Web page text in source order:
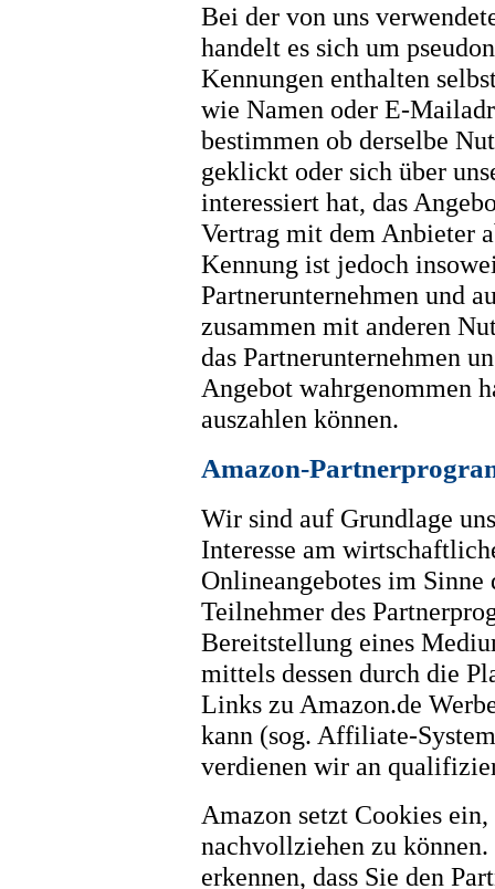
Bei der von uns
handelt es sich um
Kennungen enthalten
wie Namen oder E-
bestimmen ob derselbe
geklickt oder sich über
interessiert hat, das
Vertrag mit dem Anbieter
Kennung ist jedoch
Partnerunternehmen und
zusammen mit anderen
das Partnerunternehmen
Angebot wahrgenommen
auszahlen können.
Amazon-
Wir sind auf Grundlage
Interesse am
Onlineangebotes im
Teilnehmer des
Bereitstellung eines
mittels dessen durch die
Links zu Amazon.de
kann (sog. Affiliate-
verdienen wir an
Amazon setzt Cookies
nachvollziehen zu
erkennen, dass Sie den